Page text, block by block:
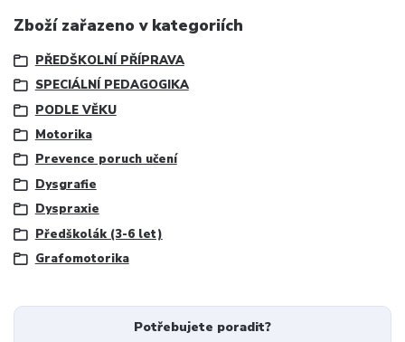
Zboží zařazeno v kategoriích
PŘEDŠKOLNÍ PŘÍPRAVA
SPECIÁLNÍ PEDAGOGIKA
PODLE VĚKU
Motorika
Prevence poruch učení
Dysgrafie
Dyspraxie
Předškolák (3-6 let)
Grafomotorika
Potřebujete poradit?